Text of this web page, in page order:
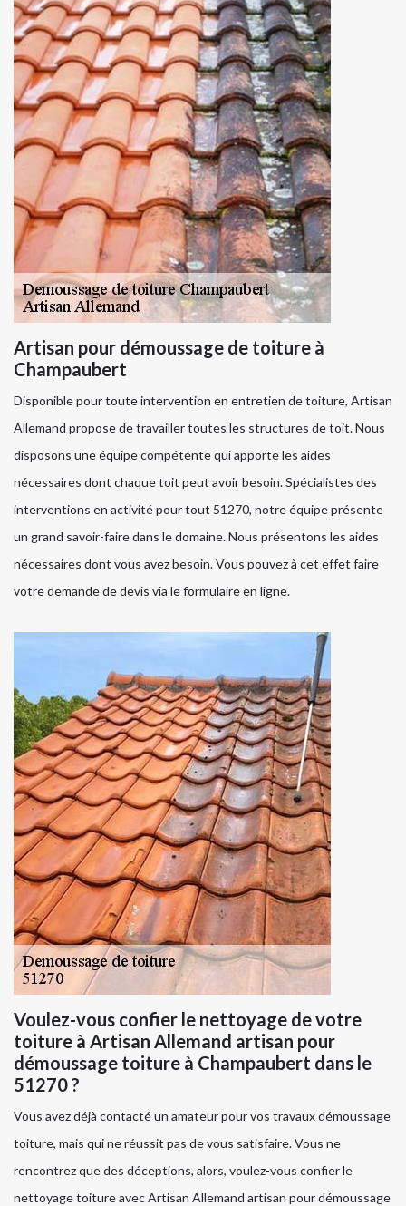
Artisan pour démoussage de toiture à
Champaubert
Disponible pour toute intervention en entretien de toiture, Artisan
Allemand propose de travailler toutes les structures de toit. Nous
disposons une équipe compétente qui apporte les aides
nécessaires dont chaque toit peut avoir besoin. Spécialistes des
interventions en activité pour tout 51270, notre équipe présente
un grand savoir-faire dans le domaine. Nous présentons les aides
nécessaires dont vous avez besoin. Vous pouvez à cet effet faire
votre demande de devis via le formulaire en ligne.
Voulez-vous confier le nettoyage de votre
toiture à Artisan Allemand artisan pour
démoussage toiture à Champaubert dans le
51270 ?
Vous avez déjà contacté un amateur pour vos travaux démoussage
toiture, mais qui ne réussit pas de vous satisfaire. Vous ne
rencontrez que des déceptions, alors, voulez-vous confier le
nettoyage toiture avec Artisan Allemand artisan pour démoussage